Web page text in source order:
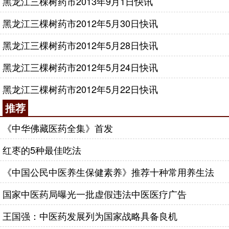
黑龙江三棵树药市2012年5月30日快讯
黑龙江三棵树药市2012年5月28日快讯
黑龙江三棵树药市2012年5月24日快讯
黑龙江三棵树药市2012年5月22日快讯
推荐
《中华佛藏医药全集》首发
红枣的5种最佳吃法
《中国公民中医养生保健素养》推荐十种常用养生法
国家中医药局曝光一批虚假违法中医医疗广告
王国强：中医药发展列为国家战略具备良机